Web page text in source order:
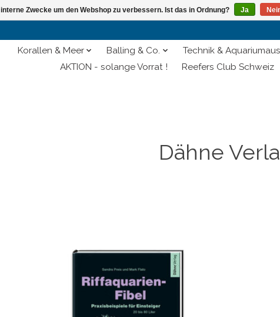
Korallen & Meer Balling & Co. Technik &
AKTION - solange Vorrat !
Reefers Club Schweiz
Dähne
Zwecke um den Webshop zu verbessern. Ist das in Ordnung? Ja